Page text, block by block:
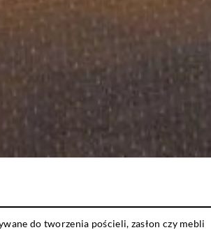
do tworzenia pościeli, zasłon czy mebli